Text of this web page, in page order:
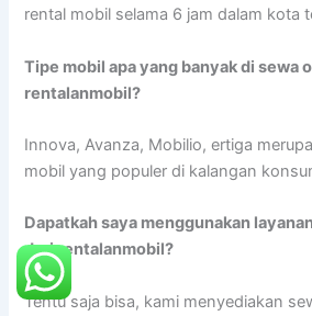
rental mobil selama 6 jam dalam kota
Tipe mobil apa yang banyak di sewa
rentalanmobil?
Innova, Avanza, Mobilio, ertiga
mobil yang populer di kalangan
Dapatkah saya menggunakan
dari rentalanmobil?
Tentu saja bisa, kami menyediakan